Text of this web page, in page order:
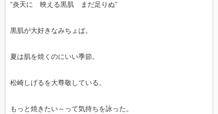
”炎天に 映える黒肌 まだ足りぬ”
黒肌が大好きなみちょぱ。
夏は肌を焼くのにいい季節。
松崎しげるを大尊敬している。
もっと焼きたい～って気持ちを詠った。